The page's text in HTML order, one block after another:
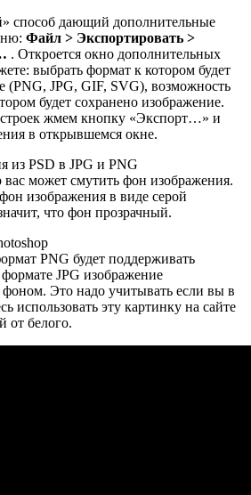
способ дающий дополнительные
Файл > Экспортировать >
. Откроется окно дополнительных
выбрать формат к котором будет
(PNG, JPG, GIF, SVG), возможность
будет сохранено изображение.
жмем кнопку «Экспорт…» и
в открывшемся окне.
вас может смутить фон изображения.
изображения в виде серой
что фон прозрачный.
PNG будет поддерживать
JPG изображение
фоном. Это надо учитывать если вы в
использовать эту картинку на сайте
от белого.